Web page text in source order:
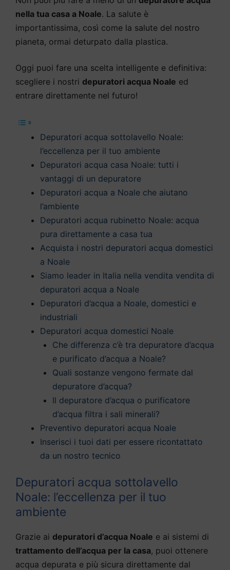
nella tua casa a Noale. La salute è
importantissima, così come la salute del nostro
pianeta, ormai deturpato dalla plastica.
Oggi puoi fare una scelta intelligente e definitiva:
scegliere i nostri depuratori acqua Noale ed
entrare direttamente nel futuro!
Depuratori acqua sottolavello Noale:
l’eccellenza per il tuo ambiente
Depuratori acqua casa Noale: tutti i
vantaggi di un depuratore
Depuratori acqua a Noale che aiutano
l’ambiente
Depuratori acqua rubinetto Noale: acqua
pura direttamente a casa tua
Acquista i nostri depuratori acqua domestici
a Noale
Siamo leader in Italia nella vendita vendita di
depuratori acqua a Noale
Depuratori d’acqua a Noale, domestici e
industriali
Depuratori acqua domestici Noale
Che differenza c’è tra depuratore d’acqua
e purificato d’acqua a Noale?
Quali sostanze vengono fermate dal
depuratore d’acqua?
Il depuratore d’acqua o purificatore
d’acqua filtra i sali minerali?
Preventivo depuratori acqua Noale
Inserisci i tuoi dati per essere ricontattato
da un nostro tecnico
Depuratori acqua sottolavello
Noale: l’eccellenza per il tuo
ambiente
Grazie ai depuratori d’acqua Noale e ai sistemi di
trattamento dell’acqua per la casa, puoi ottenere
acqua depurata e più sicura direttamente dal